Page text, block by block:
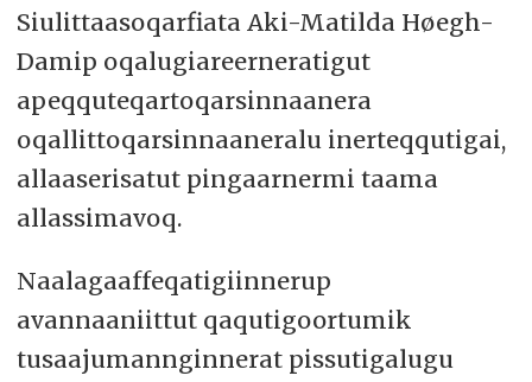
Siulittaasoqarfiata Aki-Matilda Høegh-
Damip oqalugiareerneratigut
apeqquteqartoqarsinnaanera
oqallittoqarsinnaaneralu inerteqqutigai,
allaaserisatut pingaarnermi taama
allassimavoq.
Naalagaaffeqatigiinnerup
avannaaniittut qaqutigoortumik
tusaajumannginnerat pissutigalugu